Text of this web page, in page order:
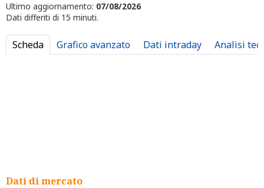
Ultimo aggiornamento: 07/08/2026
Dati differiti di 15 minuti.
Scheda Grafico avanzato Dati intraday Analisi
Dati di mercato